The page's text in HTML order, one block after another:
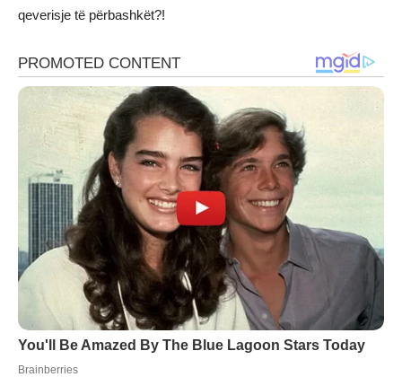
qeverisje të përbashkët?!